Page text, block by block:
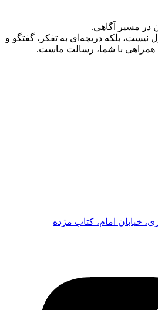
در مسیر آگاهی.
بلکه دریچه‌ای به تفکر، گفتگو و
با شما، رسالت ماست.
خیابان امام، کتاب مژده